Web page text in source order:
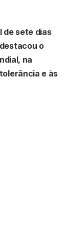
de sete dias
o
na
e às